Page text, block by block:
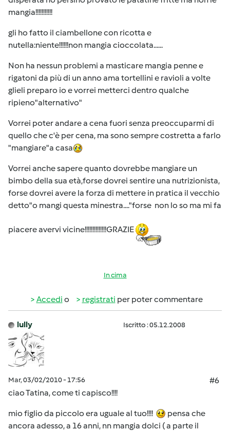
mangia!!!!!!!!!!!
gli ho fatto il ciambellone con ricotta e
nutella:niente!!!!!!non mangia cioccolata......
Non ha nessun problemi a masticare mangia penne e
rigatoni da più di un anno ama tortellini e ravioli a volte
glieli preparo io e vorrei metterci dentro qualche
ripieno"alternativo"
Vorrei poter andare a cena fuori senza preoccuparmi di
quello che c'è per cena, ma sono sempre costretta a farlo
"mangiare"a casa
Vorrei anche sapere quanto dovrebbe mangiare un
bimbo della sua età,forse dovrei sentire una nutrizionista,
forse dovrei avere la forza di mettere in pratica il vecchio
detto"o mangi questa minestra...."forse non lo so ma mi fa
piacere avervi vicine!!!!!!!!!!!!!!GRAZIE
In cima
Accedi o registrati per poter commentare
lully Iscritto : 05.12.2008
Mar, 03/02/2010 - 17:56
#6
ciao Tatina, come ti capisco!!!!
mio figlio da piccolo era uguale al tuo!!!!
pensa che
ancora adesso, a 16 anni, nn mangia dolci ( a parte il